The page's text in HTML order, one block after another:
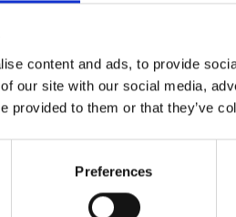
content and ads, to provide
our site with our social media,
provided to them or that they’ve
Preferences